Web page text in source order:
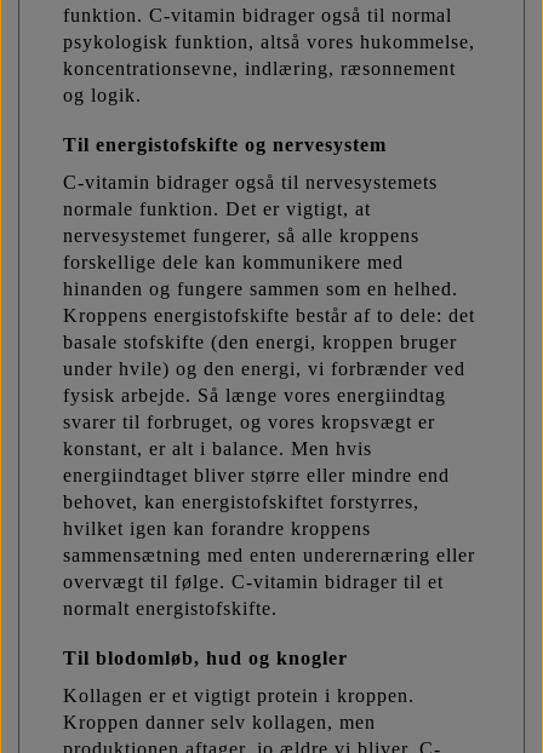
funktion. C-vitamin bidrager også til normal
psykologisk funktion, altså vores hukommelse,
koncentrationsevne, indlæring, ræsonnement
og logik.
Til energistofskifte og nervesystem
C-vitamin bidrager også til nervesystemets
normale funktion. Det er vigtigt, at
nervesystemet fungerer, så alle kroppens
forskellige dele kan kommunikere med
hinanden og fungere sammen som en helhed.
Kroppens energistofskifte består af to dele: det
basale stofskifte (den energi, kroppen bruger
under hvile) og den energi, vi forbrænder ved
fysisk arbejde. Så længe vores energiindtag
svarer til forbruget, og vores kropsvægt er
konstant, er alt i balance. Men hvis
energiindtaget bliver større eller mindre end
behovet, kan energistofskiftet forstyrres,
hvilket igen kan forandre kroppens
sammensætning med enten underernæring eller
overvægt til følge. C-vitamin bidrager til et
normalt energistofskifte.
Til blodomløb, hud og knogler
Kollagen er et vigtigt protein i kroppen.
Kroppen danner selv kollagen, men
produktionen aftager, jo ældre vi bliver. C-